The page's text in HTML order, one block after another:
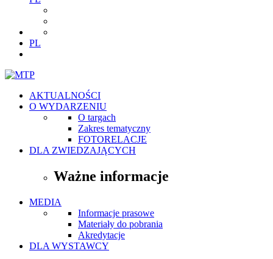
PL
AKTUALNOŚCI
O WYDARZENIU
O targach
Zakres tematyczny
FOTORELACJE
DLA ZWIEDZAJĄCYCH
Ważne informacje
MEDIA
Informacje prasowe
Materiały do pobrania
Akredytacje
DLA WYSTAWCY